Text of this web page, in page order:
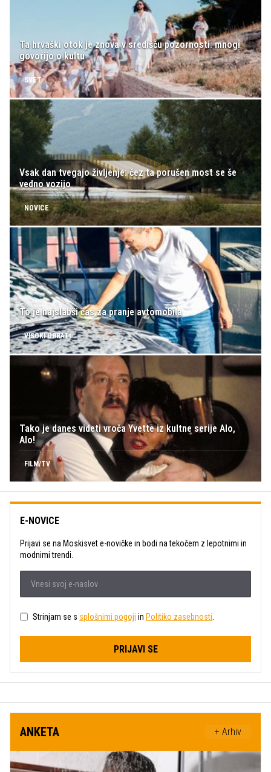
Ta hrvaški otok je znova v središču pozornosti: mnogi
govorijo o kultu
SVET
Vsak dan tvegajo življenje: čez ta porušen most se še
vedno vozijo
NOVICE
To je najslabši čas za pranje avtomobila
VISOKI OBRATI
Tako je danes videti vroča Yvette iz kultne serije Alo,
Alo!
FILM/TV
E-NOVICE
Prijavi se na Moskisvet e-novičke in bodi na tekočem z lepotnimi in
modnimi trendi.
Strinjam se s splošnimi pogoji in Politiko zasebnosti
PRIJAVI SE
ANKETA + Arhiv